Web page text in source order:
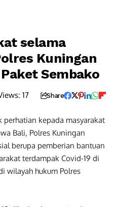
selama
Kuningan
Sembako
17 Share
perhatian kepada masyarakat
Bali, Polres Kuningan
berupa pemberian bantuan
terdampak Covid-19 di
wilayah hukum Polres